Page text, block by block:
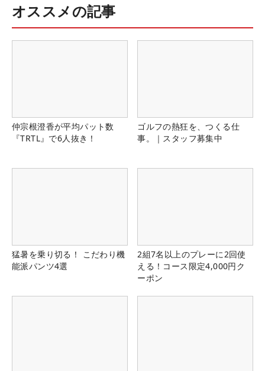
オススメの記事
仲宗根澄香が平均パット数
『TRTL』で6人抜き！
ゴルフの熱狂を、つくる仕
事。｜スタッフ募集中
猛暑を乗り切る！ こだわり機
能派パンツ4選
2組7名以上のプレーに2回使
える！コース限定4,000円ク
ーポン